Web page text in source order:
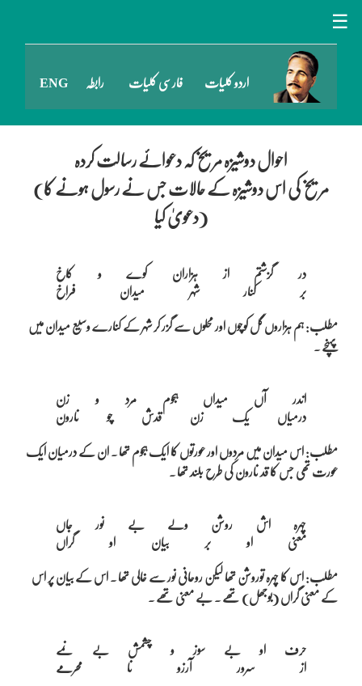
☰
اردو کلیات فارسی کلیات رابطہ ENG
احوال دوشیزہ مریخ کہ دعوائے رسالت کردہ
(مریخ کی اس دوشیزہ کے حالات جس نے رسول ہونے کا
دعویٰ کیا)
در گزشتم از ہزاران کوے و کاخ
مطلب: ہم ہزاروں گل کوچوں اور محلوں سے گزر کر شہر کے کنارے وسیع میدان میں
پہنچے ۔
اندر آں میداں ہجوم مرد و زن
مطلب: اس میدان میں مردوں اور عورتوں کا ایک ہجوم تھا ۔ ان کے درمیان ایک
عورت تھی جس کا قد نارون کی طرح بلند تھا ۔
چہرہ اش روشن ولے بے نور جاں
مطلب: اس کا چہرہ توروشن تھا لیکن روحانی نور سے خالی تھا ۔ اس کے بیان پر اس
کے معنی گراں (بوجھل) تھے ۔ بے معنی تھے ۔
حرف او بے سوز و چشمش بے نمے